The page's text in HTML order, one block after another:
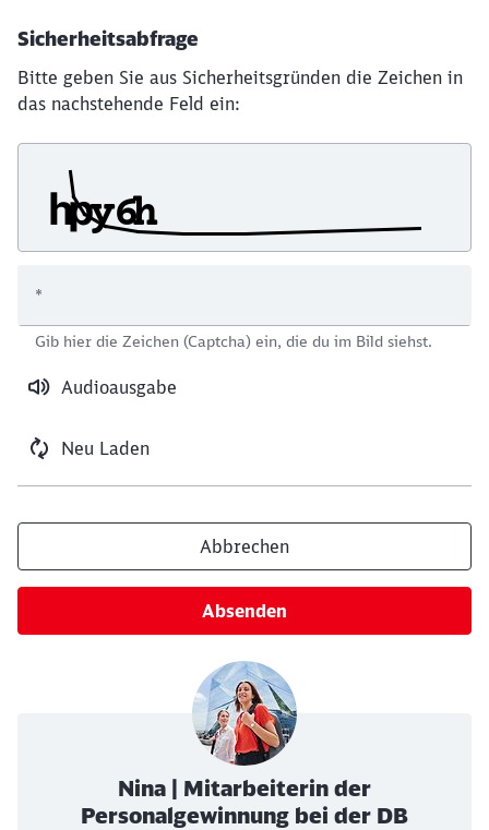
Sicherheitsabfrage
Bitte geben Sie aus Sicherheitsgründen die Zeichen in
das nachstehende Feld ein:
Audioausgabe
Neu Laden
*
Gib hier die Zeichen (Captcha) ein, die du im Bild siehst.
Abbrechen
Absenden
Nina | Mitarbeiterin der
Personalgewinnung bei der DB
Schließen
Möchten Sie zuweitergeleitet